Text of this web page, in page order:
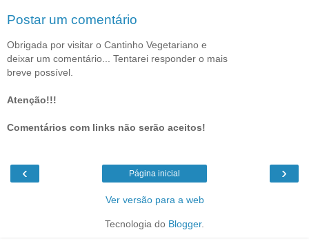
Postar um comentário
Obrigada por visitar o Cantinho Vegetariano e
deixar um comentário... Tentarei responder o mais
breve possível.
Atenção!!!
Comentários com links não serão aceitos!
‹ ›
Página inicial
Ver versão para a web
Tecnologia do Blogger.